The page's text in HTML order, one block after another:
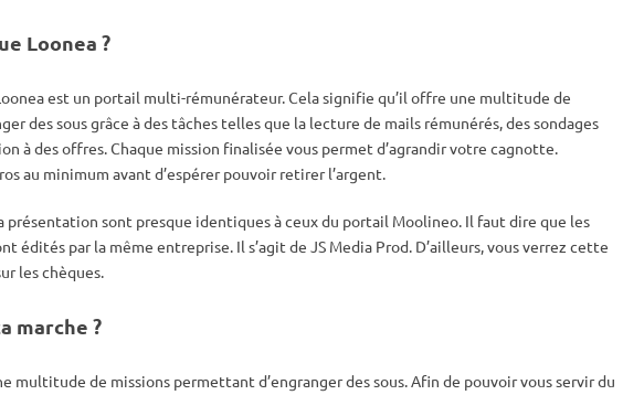
Loonea ?
est un portail multi-rémunérateur. Cela signifie qu’il offre une multitude de
des sous grâce à des tâches telles que la lecture de mails rémunérés, des sondages
à des offres. Chaque mission finalisée vous permet d’agrandir votre cagnotte.
au minimum avant d’espérer pouvoir retirer l’argent.
présentation sont presque identiques à ceux du portail Moolineo. Il faut dire que les
édités par la même entreprise. Il s’agit de JS Media Prod. D’ailleurs, vous verrez cette
les chèques.
marche ?
multitude de missions permettant d’engranger des sous. Afin de pouvoir vous servir du